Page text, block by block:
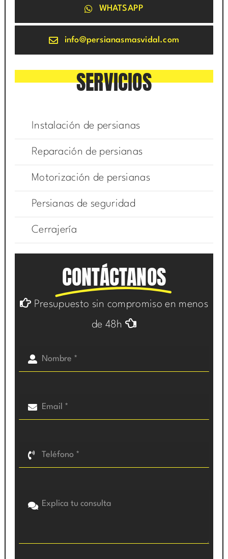
WHATSAPP
info@persianasmasvidal.com
SERVICIOS
Instalación de persianas
Reparación de persianas
Motorización de persianas
Persianas de seguridad
Cerrajería
CONTÁCTANOS
Presupuesto sin compromiso en menos
de 48h